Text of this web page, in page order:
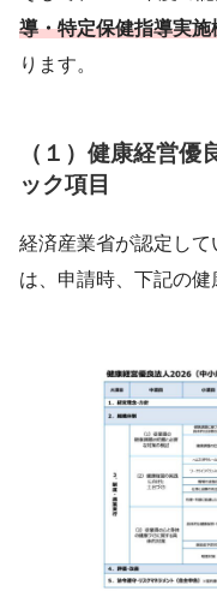
導・特定保健指導実
ります。
（１）健康経営優
ック項目
経済産業省が認定し
は、申請時、下記の健